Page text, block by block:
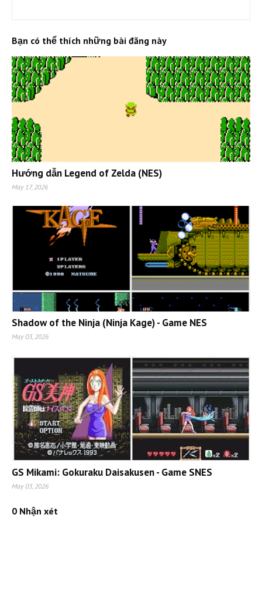
Bạn có thể thích những bài đăng này
Hướng dẫn Legend of Zelda (NES)
May 17, 2026
Shadow of the Ninja (Ninja Kage) - Game NES
May 03, 2026
GS Mikami: Gokuraku Daisakusen - Game SNES
May 03, 2026
0 Nhận xét